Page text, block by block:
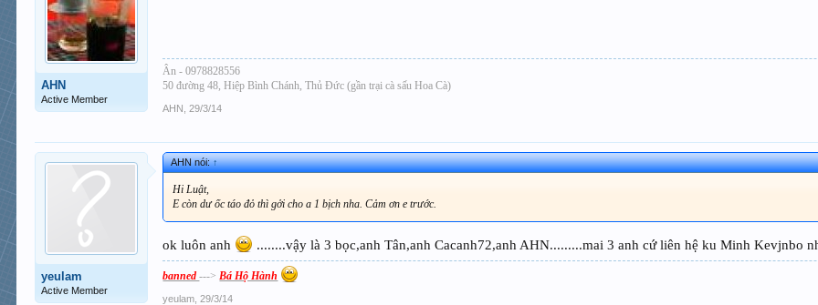
AHN
Active Member
Ân - 0978828556
50 đường 48, Hiệp Bình Chánh, Thủ Đức (gần trại cà sấu Hoa Cà)
AHN 29/3/14
yeulam
Active Member
AHN nói:↑
Hi Luật,
E còn dư ốc táo đỏ thì gởi cho a 1 bịch nha. Cảm ơn e trước.
ok luôn anh ........vậy là 3 bọc,anh Tân,anh Cacanh72,anh AHN.........mai 3 anh cứ liên hệ ku Minh Kevjnbo
banned---> Bá Hộ Hành
yeulam 29/3/14